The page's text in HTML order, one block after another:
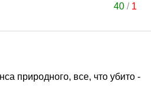
40 / 1
природного, все, что убито -